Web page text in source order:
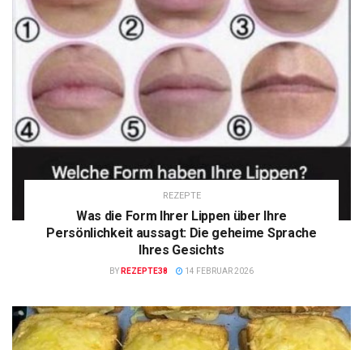
REZEPTE
Was die Form Ihrer Lippen über Ihre
Persönlichkeit aussagt: Die geheime Sprache
Ihres Gesichts
BY REZEPTE38 14 FEBRUAR 2026